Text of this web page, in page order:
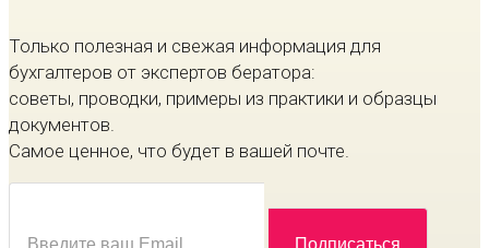
Только полезная и свежая информация для
бухгалтеров от экспертов бератора:
советы, проводки, примеры из практики и образцы
документов.
Самое ценное, что будет в вашей почте.